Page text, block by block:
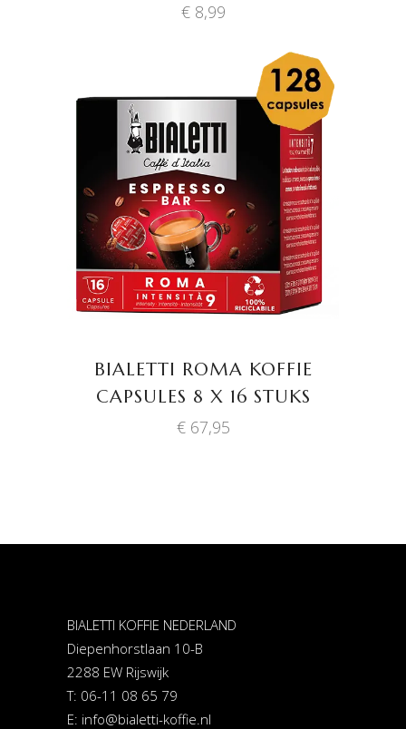
€8,99
TOEVOEGEN AAN
WINKELWAGEN
BIALETTI ROMA KOFFIE
CAPSULES 8 X 16 STUKS
€67,95
BIALETTI KOFFIE NEDERLAND
Diepenhorstlaan 10-B
2288 EW Rijswijk
T: 06-11 08 65 79
E: info@bialetti-koffie.nl